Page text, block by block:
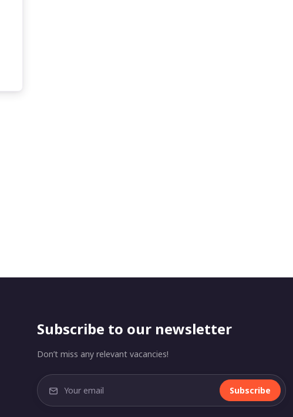
Subscribe to our newsletter
Don’t miss any relevant vacancies!
Subscribe